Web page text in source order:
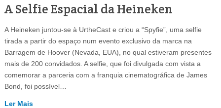
A Selfie Espacial da Heineken
A Heineken juntou-se à UrtheCast e criou a “Spyfie”, uma selfie
tirada a partir do espaço num evento exclusivo da marca na
Barragem de Hoover (Nevada, EUA), no qual estiveram presentes
mais de 200 convidados. A selfie, que foi divulgada com vista a
comemorar a parceria com a franquia cinematográfica de James
Bond, foi possível…
Ler Mais